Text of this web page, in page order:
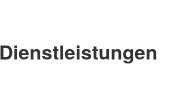
Dienstleistungen